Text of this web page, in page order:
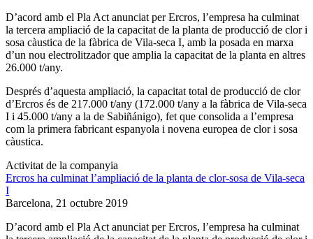
D’acord amb el Pla Act anunciat per Ercros, l’empresa ha culminat
la tercera ampliació de la capacitat de la planta de producció de clor i
sosa càustica de la fàbrica de Vila-seca I, amb la posada en marxa
d’un nou electrolitzador que amplia la capacitat de la planta en altres
26.000 t/any.
Després d’aquesta ampliació, la capacitat total de producció de clor
d’Ercros és de 217.000 t/any (172.000 t/any a la fàbrica de Vila-seca
I i 45.000 t/any a la de Sabiñánigo), fet que consolida a l’empresa
com la primera fabricant espanyola i novena europea de clor i sosa
càustica.
Activitat de la companyia
Ercros ha culminat l’ampliació de la planta de clor-sosa de Vila-seca
I
Barcelona, 21 octubre 2019
D’acord amb el Pla Act anunciat per Ercros, l’empresa ha culminat